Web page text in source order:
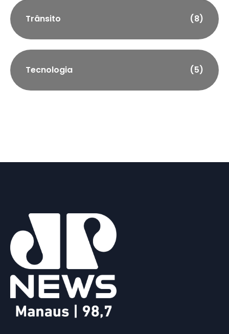
Trânsito (8)
Tecnologia (5)